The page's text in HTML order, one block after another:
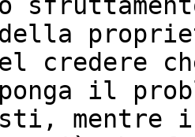
della
credere
il
mentre